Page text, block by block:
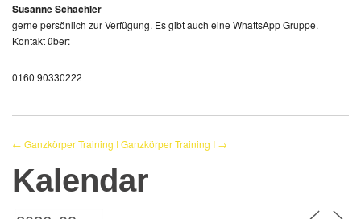
Susanne Schachler
gerne persönlich zur Verfügung. Es gibt auch eine WhattsApp Gruppe.
Kontakt über:
0160 90330222
← Ganzkörper Training IGanzkörper Training I →
Kalendar